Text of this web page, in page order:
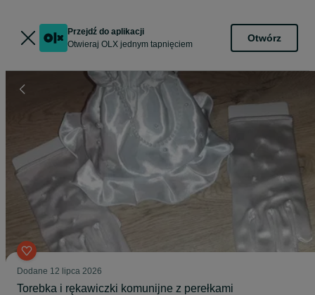
Przejdź do aplikacji
Otwieraj OLX jednym tapnięciem
Otwórz
Dodane 12 lipca 2026
Torebka i rękawiczki komunijne z perełkami